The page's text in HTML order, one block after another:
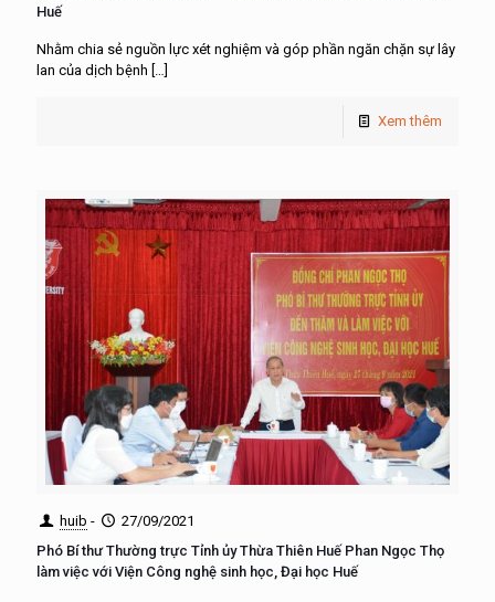
Huế
Nhằm chia sẻ nguồn lực xét nghiệm và góp phần ngăn chặn sự lây
lan của dịch bệnh […]
Xem thêm
huib -
27/09/2021
Phó Bí thư Thường trực Tỉnh ủy Thừa Thiên Huế Phan Ngọc Thọ
làm việc với Viện Công nghệ sinh học, Đại học Huế